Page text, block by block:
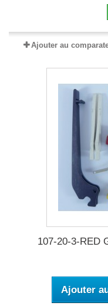
Ajouter au
107-20-3-RED
Ajouter